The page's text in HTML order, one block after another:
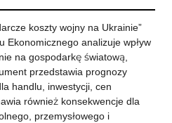
koszty wojny na Ukrainie”
Ekonomicznego analizuje wpływ
na gospodarkę światową,
przedstawia prognozy
handlu, inwestycji, cen
również konsekwencje dla
przemysłowego i